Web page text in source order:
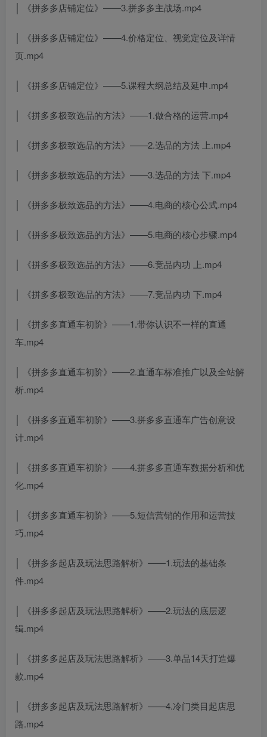
│ 《拼多多店铺定位》——3.拼多多主战场.mp4
│ 《拼多多店铺定位》——4.价格定位、视觉定位及详情
页.mp4
│ 《拼多多店铺定位》——5.课程大纲总结及延申.mp4
│ 《拼多多极致选品的方法》——1.做合格的运营.mp4
│ 《拼多多极致选品的方法》——2.选品的方法 上.mp4
│ 《拼多多极致选品的方法》——3.选品的方法 下.mp4
│ 《拼多多极致选品的方法》——4.电商的核心公式.mp4
│ 《拼多多极致选品的方法》——5.电商的核心步骤.mp4
│ 《拼多多极致选品的方法》——6.竞品内功 上.mp4
│ 《拼多多极致选品的方法》——7.竞品内功 下.mp4
│ 《拼多多直通车初阶》——1.带你认识不一样的直通
车.mp4
│ 《拼多多直通车初阶》——2.直通车标准推广以及全站解
析.mp4
│ 《拼多多直通车初阶》——3.拼多多直通车广告创意设
计.mp4
│ 《拼多多直通车初阶》——4.拼多多直通车数据分析和优
化.mp4
│ 《拼多多直通车初阶》——5.短信营销的作用和运营技
巧.mp4
│ 《拼多多起店及玩法思路解析》——1.玩法的基础条
件.mp4
│ 《拼多多起店及玩法思路解析》——2.玩法的底层逻
辑.mp4
│ 《拼多多起店及玩法思路解析》——3.单品14天打造爆
款.mp4
│ 《拼多多起店及玩法思路解析》——4.冷门类目起店思
路.mp4